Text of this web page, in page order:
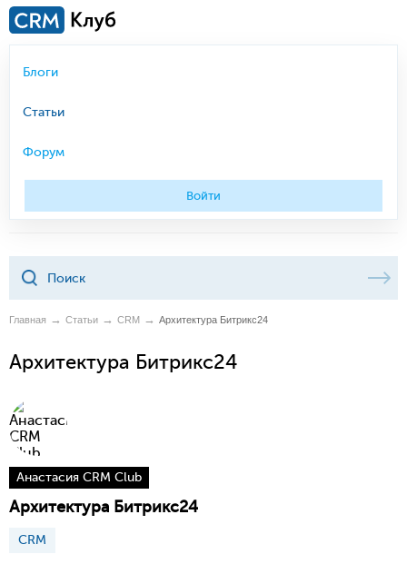
Блоги
Статьи
Форум
Войти
Главная Статьи CRM Архитектура Битрикс24
Архитектура Битрикс24
Анастасия CRM Club
Архитектура Битрикс24
CRM